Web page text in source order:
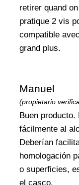
retirer quand
pratique 2 vis
compatible
grand plus.
Manuel
(propietario
Buen
fácilmente al
Deberían
homologación
o superficies,
el casco.